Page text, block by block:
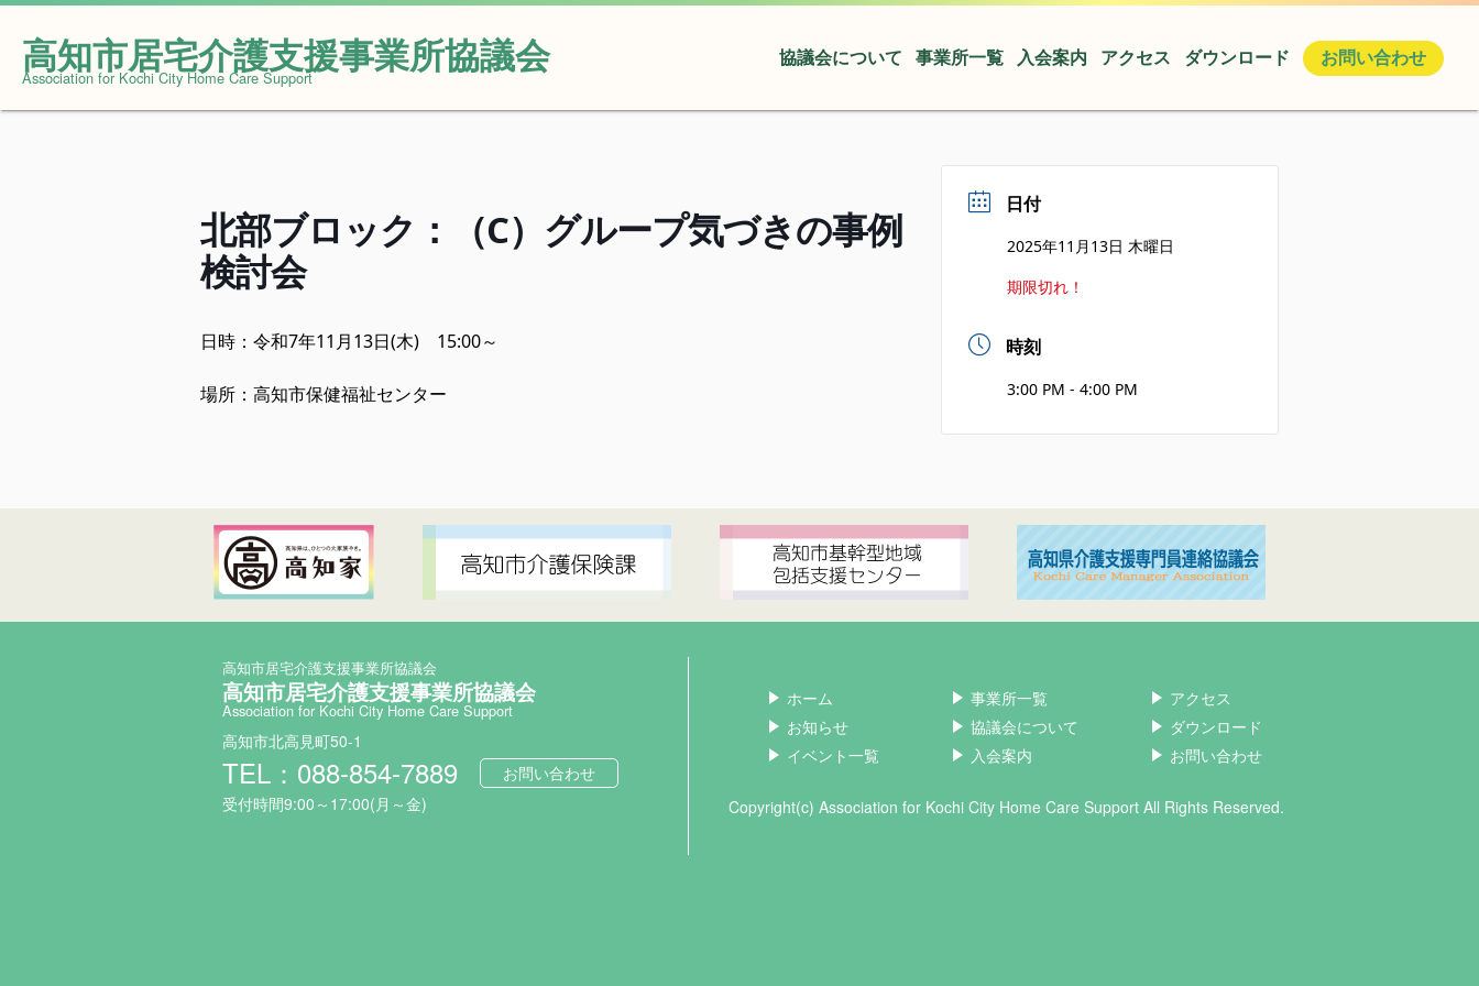
Skip
content
高知市居宅介護支援事業所協議会
Association for Kochi City Home Care Support
協議会について 事業所一覧 入会案内 アクセス ダウンロード お問い合わせ
北部ブロック：（C）グループ気づきの事例
検討会
日時：令和7年11月13日(木) 15:00～
場所：高知市保健福祉センター
日付
2025年11月13日 木曜日
期限切れ！
時刻
3:00 PM - 4:00 PM
高知市居宅介護支援事業所協議会
高知市居宅介護支援事業所協議会
Association for Kochi City Home Care Support
高知市北高見町50-1
TEL：088-854-7889
受付時間9:00～17:00(月～金)
お問い合わせ
ホーム
お知らせ
イベント一覧
事業所一覧
協議会について
入会案内
アクセス
ダウンロード
お問い合わせ
Copyright(c) Association for Kochi City Home Care Support All Rights Reserved.